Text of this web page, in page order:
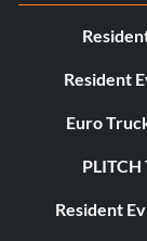
Resident
Euro
Resident